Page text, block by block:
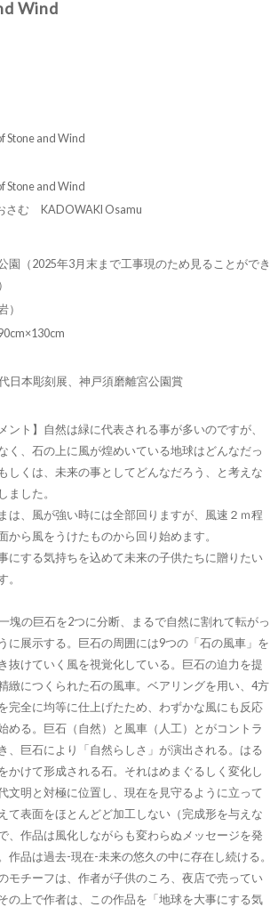
Wind
Stone and Wind
Stone and Wind
む KADOWAKI Osamu
園（2025年3月末まで工事現のため見ることができ
）
日本彫刻展、神戸須磨離宮公園賞
ント】自然は緑に代表される事が多いのですが、
く、石の上に風が煌めいている地球はどんなだっ
しくは、未来の事としてどんなだろう、と考えな
ました。
は、風が強い時には全部回りますが、風速２ｍ程
から風をうけたものから回り始めます。
にする気持ちを込めて未来の子供たちに贈りたい
。
塊の巨石を2つに分断、まるで自然に割れて転がっ
に展示する。巨石の周囲には9つの「石の風車」を
抜けていく風を視覚化している。巨石の迫力を提
緻につくられた石の風車。ベアリングを用い、4方
完全に均等に仕上げたため、わずかな風にも反応
める。巨石（自然）と風車（人工）とがコントラ
、巨石により「自然らしさ」が演出される。はる
かけて形成される石。それはめまぐるしく変化し
文明と対極に位置し、現在を見守るように立って
て表面をほとんどど加工しない（完成形を与えな
、作品は風化しながらも変わらぬメッセージを発
作品は過去-現在-未来の悠久の中に存在し続ける。
モチーフは、作者が子供のころ、夜店で売ってい
の上で作者は、この作品を「地球を大事にする気